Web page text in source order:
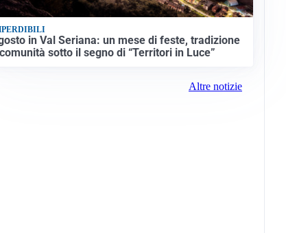
in Val Seriana: un mese di feste, tradizione
sotto il segno di “Territori in Luce”
Altre notizie